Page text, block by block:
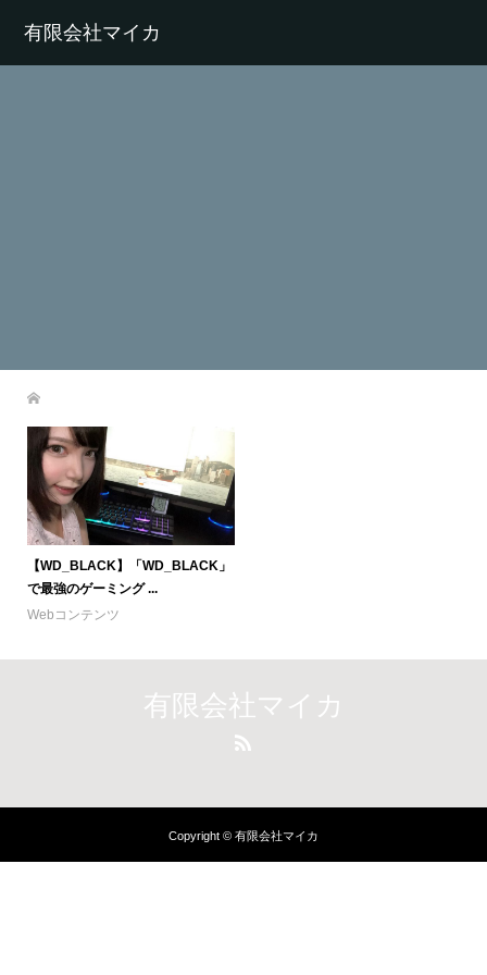
有限会社マイカ
【WD_BLACK】「WD_BLACK」
で最強のゲーミング ...
Webコンテンツ
有限会社マイカ
Copyright © 有限会社マイカ